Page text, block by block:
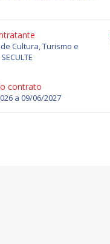
Cultura, Turismo e
contrato
a 09/06/2027